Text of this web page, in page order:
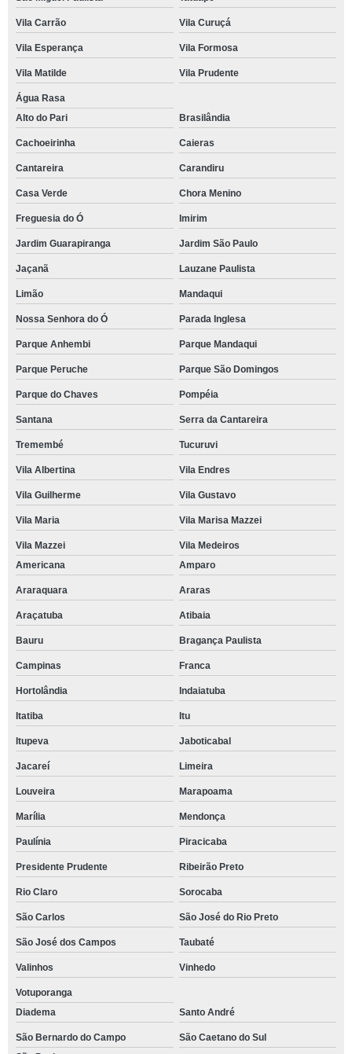
Vila Carrão Vila Curuçá
Vila Esperança Vila Formosa
Vila Matilde Vila Prudente
Água Rasa
Alto do Pari
Brasilândia
Cachoeirinha Caieras
Cantareira Carandiru
Casa Verde Chora Menino
Freguesia do Ó Imirim
Jardim Guarapiranga Jardim São Paulo
Jaçanã Lauzane Paulista
Limão Mandaqui
Nossa Senhora do Ó Parada Inglesa
Parque Anhembi Parque Mandaqui
Parque Peruche Parque São Domingos
Parque do Chaves Pompéia
Santana Serra da Cantareira
Tremembé Tucuruvi
Vila Albertina Vila Endres
Vila Guilherme Vila Gustavo
Vila Maria Vila Marisa Mazzei
Vila Mazzei
Vila Medeiros
Americana
Amparo
Araraquara Araras
Araçatuba Atibaia
Bauru Bragança Paulista
Campinas Franca
Hortolândia Indaiatuba
Itatiba Itu
Itupeva Jaboticabal
Jacareí Limeira
Louveira Marapoama
Marília Mendonça
Paulínia Piracicaba
Presidente Prudente Ribeirão Preto
Rio Claro Sorocaba
São Carlos São José do Rio Preto
São José dos Campos Taubaté
Valinhos Vinhedo
Votuporanga
Diadema
Santo André
São Bernardo do Campo
São Caetano do Sul